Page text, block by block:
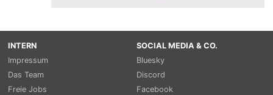
INTERN
Impressum
Das Team
Freie Jobs
SOCIAL MEDIA & CO.
Bluesky
Discord
Facebook